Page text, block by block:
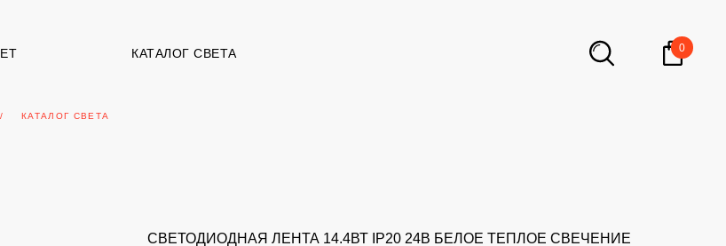
КАТАЛОГ СВЕТА 0
КАТАЛОГ СВЕТА
СВЕТОДИОДНАЯ ЛЕНТА 14.4ВТ IP20 24В БЕЛОЕ ТЕПЛОЕ СВЕЧЕНИЕ